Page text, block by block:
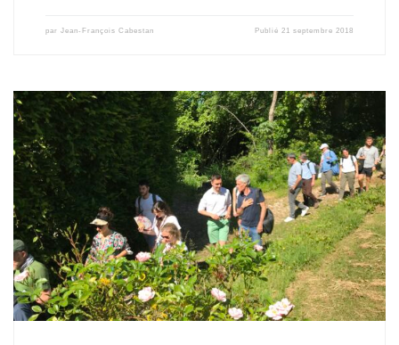
par Jean-François Cabestan Publié21 septembre 2018
Livret de présentation de la formation (pdf – 4 pages) Plaquette de
présentation de la formation (pdf – 16 pages)